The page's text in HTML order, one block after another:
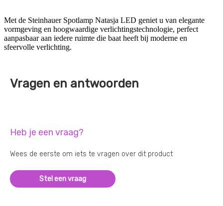
Met de Steinhauer Spotlamp Natasja LED geniet u van elegante
vormgeving en hoogwaardige verlichtingstechnologie, perfect
aanpasbaar aan iedere ruimte die baat heeft bij moderne en
sfeervolle verlichting.
Vragen en antwoorden
Heb je een vraag?
Wees de eerste om iets te vragen over dit product
Stel een vraag